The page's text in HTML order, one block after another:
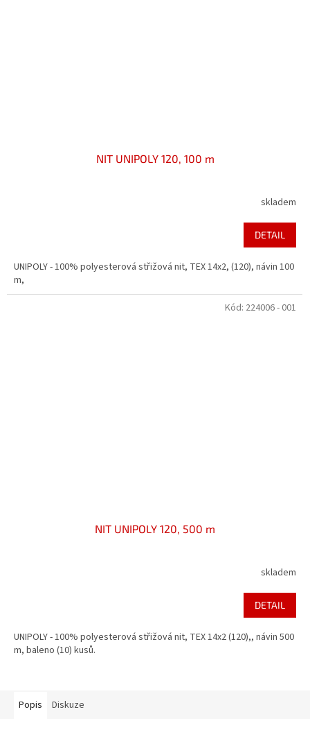
NIT UNIPOLY 120, 100 m
skladem
DETAIL
UNIPOLY - 100% polyesterová střižová nit, TEX 14x2, (120), návin 100
m,
NIT UNIPOLY 120, 500 m
skladem
DETAIL
UNIPOLY - 100% polyesterová střižová nit, TEX 14x2 (120),, návin 500
m, baleno (10) kusů.
Kód: 224006 - 001
Popis Diskuze